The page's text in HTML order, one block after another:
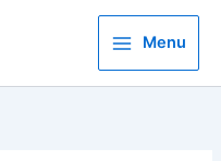
Menu